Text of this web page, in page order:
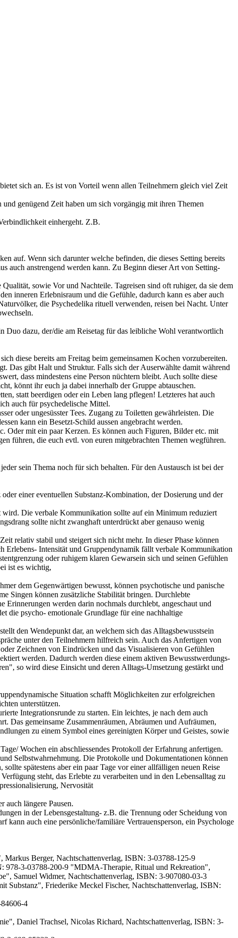
sich an. Es ist von Vorteil wenn allen Teilnehmern gleich viel Zeit
genügend Zeit haben um sich vorgängig mit ihren Themen
einhergeht. Z.B.
auf. Wenn sich darunter welche befinden, die dieses Setting bereits
auch anstrengend werden kann. Zu Beginn dieser Art von Setting-
sowie Vor und Nachteile. Tagreisen sind oft ruhiger, da sie dem
inneren Erlebnisraum und die Gefühle, dadurch kann es aber auch
die Psychedelika rituell verwenden, reisen bei Nacht. Unter
Duo dazu, der/die am Reisetag für das leibliche Wohl verantwortlich
diese bereits am Freitag beim gemeinsamen Kochen vorzubereiten.
Das gibt Halt und Struktur. Falls sich der Auserwählte damit während
dass mindestens eine Person nüchtern bleibt. Auch sollte diese
könnt ihr euch ja dabei innerhalb der Gruppe abtauschen.
statt beerdigen oder ein Leben lang pflegen! Letzteres hat auch
auch für psychedelische Mittel.
oder ungesüsster Tees. Zugang zu Toiletten gewährleisten. Die
kann ein Besetzt-Schild aussen angebracht werden.
Oder mit ein paar Kerzen. Es können auch Figuren, Bilder etc. mit
führen, die euch evtl. von euren mitgebrachten Themen wegführen.
sein Thema noch für sich behalten. Für den Austausch ist bei der
einer eventuellen Substanz-Kombination, der Dosierung und der
wird. Die verbale Kommunikation sollte auf ein Minimum reduziert
sollte nicht zwanghaft unterdrückt aber genauso wenig
relativ stabil und steigert sich nicht mehr. In dieser Phase können
Erlebens- Intensität und Gruppendynamik fällt verbale Kommunikation
oder ruhigem klaren Gewarsein sich und seinen Gefühlen
ist es wichtig,
dem Gegenwärtigen bewusst, können psychotische und panische
Singen können zusätzliche Stabilität bringen. Durchlebte
Erinnerungen werden darin nochmals durchlebt, angeschaut und
die psycho- emotionale Grundlage für eine nachhaltige
den Wendepunkt dar, an welchem sich das Alltagsbewusstsein
unter den Teilnehmern hilfreich sein. Auch das Anfertigen von
Zeichnen von Eindrücken und das Visualisieren von Gefühlen
werden. Dadurch werden diese einem aktiven Bewusstwerdungs-
so wird diese Einsicht und deren Alltags-Umsetzung gestärkt und
Situation schafft Möglichkeiten zur erfolgreichen
unterstützen.
Integrationsrunde zu starten. Ein leichtes, je nach dem auch
Das gemeinsame Zusammenräumen, Abräumen und Aufräumen,
zu einem Symbol eines gereinigten Körper und Geistes, sowie
Wochen ein abschliessendes Protokoll der Erfahrung anfertigen.
Selbstwahrnehmung. Die Protokolle und Dokumentationen können
spätestens aber ein paar Tage vor einer allfälligen neuen Reise
steht, das Erlebte zu verarbeiten und in den Lebensalltag zu
Nervosität
auch längere Pausen.
in der Lebensgestaltung- z.B. die Trennung oder Scheidung von
kann auch eine persönliche/familiäre Vertrauensperson, ein Psychologe
Berger, Nachtschattenverlag, ISBN: 3-03788-125-9
978-3-03788-200-9 "MDMA-Therapie, Ritual und Rekreation",
Samuel Widmer, Nachtschattenverlag, ISBN: 3-907080-03-3
Substanz", Friederike Meckel Fischer, Nachtschattenverlag, ISBN:
4
Daniel Trachsel, Nicolas Richard, Nachtschattenverlag, ISBN: 3-